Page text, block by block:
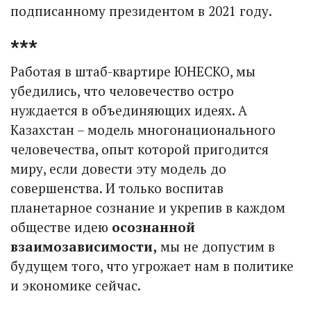
подписанному президентом в 2021 году.
***
Работая в штаб-квартире ЮНЕСКО, мы
убедились, что человечество остро
нуждается в объединяющих идеях. А
Казахстан – модель многонационального
человечества, опыт которой пригодится
миру, если довести эту модель до
совершенства. И только воспитав
планетарное сознание и укрепив в каждом
обществе идею осознанной
взаимозависимости, мы не допустим в
будущем того, что угрожает нам в политике
и экономике сейчас.